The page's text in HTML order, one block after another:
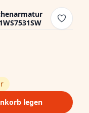
legen